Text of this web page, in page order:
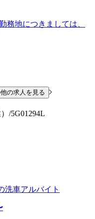
地につきましては、
の求人を見る
/5G01294L
洗車アルバイト